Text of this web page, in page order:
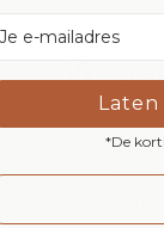
Heb
vragen
Laten
*De